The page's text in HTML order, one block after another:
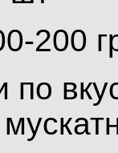
200
по